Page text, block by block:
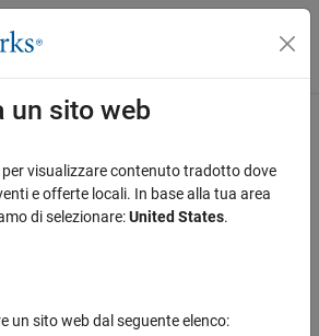
menu di navigazione
Toolbox
Hypothesis Tests
(Discrete)
pdf is
function
un sito web
visualizzare contenuto tradotto dove
e offerte locali. In base alla tua area
di selezionare:United States.
un sito web dal seguente elenco: